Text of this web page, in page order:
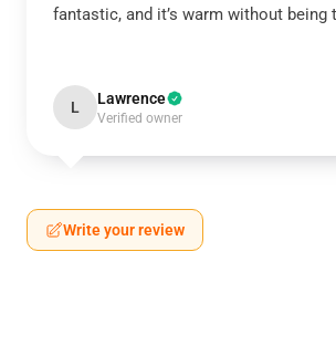
fantastic, and it’s warm without being
L Lawrence
Verified owner
Write your review